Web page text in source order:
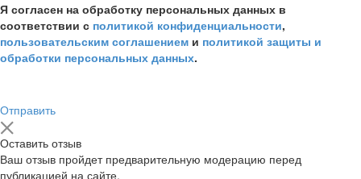
Я согласен на обработку персональных данных в
соответствии с политикой конфиденциальности,
пользовательским соглашением и политикой защиты и
обработки персональных данных.
Отправить
Оставить отзыв
Ваш отзыв пройдет предварительную модерацию перед
публикацией на сайте.